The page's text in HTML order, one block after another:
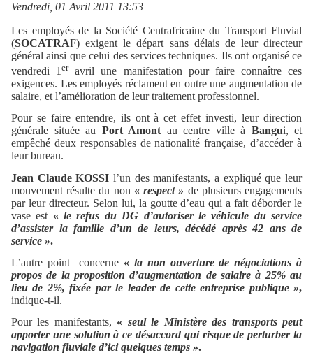
Vendredi, 01 Avril 2011 13:53
Les employés de la Société Centrafricaine du Transport Fluvial
(SOCATRAF) exigent le départ sans délais de leur directeur
général ainsi que celui des services techniques. Ils ont organisé ce
vendredi 1eravril une manifestation pour faire connaître ces
exigences. Les employés réclament en outre une augmentation de
salaire, et l’amélioration de leur traitement professionnel.
Pour se faire entendre, ils ont à cet effet investi, leur direction
générale située au Port Amontau centre ville à Bangui, et
empêché deux responsables de nationalité française, d’accéder à
leur bureau.
Jean Claude KOSSI l’un des manifestants, a expliqué que leur
mouvement résulte du non «respect » de plusieurs engagements
par leur directeur. Selon lui, la goutte d’eau qui a fait déborder le
vase est «le refus du DG d’autoriser le véhicule du service
d’assister la famille d’un de leurs, décédé après 42 ans de
service ».
L’autre point concerne «la non ouverture de négociations à
propos de la proposition d’augmentation de salaire à 25% au
lieu de 2%, fixée par le leader de cette entreprise publique »,
indique-t-il.
Pour les manifestants, « seul le Ministère des transports peut
apporter une solution à ce désaccord qui risque de perturber la
navigation fluviale d’ici quelques temps ».